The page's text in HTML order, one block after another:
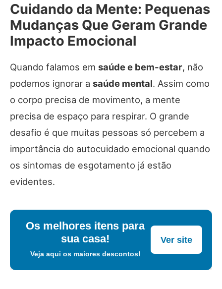
Cuidando da Mente: Pequenas
Mudanças Que Geram Grande
Impacto Emocional
Quando falamos em saúde e bem-estar, não
podemos ignorar a saúde mental. Assim como
o corpo precisa de movimento, a mente
precisa de espaço para respirar. O grande
desafio é que muitas pessoas só percebem a
importância do autocuidado emocional quando
os sintomas de esgotamento já estão
evidentes.
Os melhores itens para
sua casa!
Veja aqui os maiores descontos!
Ver site